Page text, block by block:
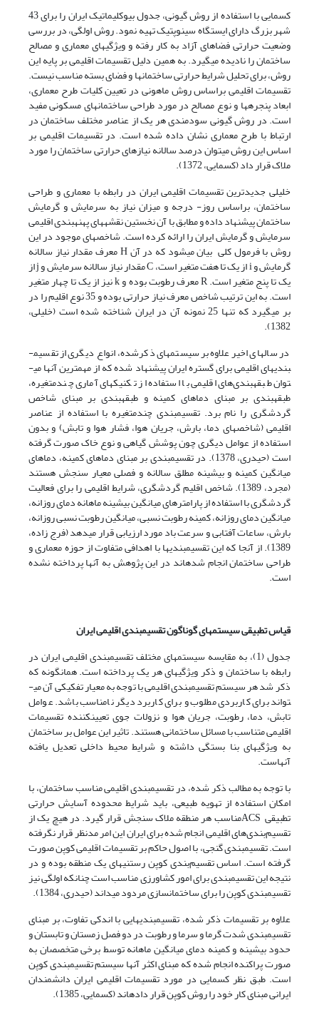
کسمایی با استفاده از روش گیونی، جدول بیوکلیماتیک ایران را برای 43
شهر بزرگ دارای ایستگاه سینوپتیک تهیه نمود. روش اولگی، در بررسی
وضعیت حرارتی فضاهای آزاد به کار رفته و ویژگی­های معماری و مصالح
ساختمان را نادیده می­گیرد. به همین دلیل تقسیمات اقلیمی بر پایه این
روش، برای تحلیل شرایط حرارتی ساختمان­ها و فضای بسته مناسب نیست.
تقسیمات اقلیمی براساس روش ماهونی در تعیین کلیات طرح معماری،
ابعاد پنجره­ها و نوع مصالح در مورد طراحی ساختمان­های مسکونی مفید
است. در روش گیونی سودمندی هر یک از عناصر مختلف ساختمان در
ارتباط با طرح معماری نشان داده شده است. در تقسیمات اقلیمی بر
اساس این روش می­توان درصد سالانه نیازهای حرارتی ساختمان را مورد
ملاک قرار داد (کسمایی، 1372).
خلیلی جدیدترین تقسیمات اقلیمی ایران در رابطه با معماری و طراحی
ساختمان، براساس روز- درجه و میزان نیاز به سرمایش و گرمایش
ساختمان پیشنهاد داده و مطابق با آن نخستین نقشه­های پهنه­بندی اقلیمی
سرمایش و گرمایش ایران را ارائه کرده است. شاخص­های موجود در این
روش با فرمول کلی بیان می­شود که در آن H معرف مقدار نیاز سالانه
گرمایش و i از یک تا هفت متغیر است، C مقدار نیاز سالانه سرمایش و j از
یک تا پنج متغیر است. R معرف رطوبت بوده و k نیز از یک تا چهار متغیر
است. به این ترتیب شاخص معرف نیاز حرارتی بوده و 35 نوع اقلیم را در
بر می­گیرد که تنها 25 نمونه آن در ایران شناخته شده است (خلیلی،
1382).
در سال­های اخیر علاوه بر سیستم­های ذکرشده، انواع دیگری از تقسیم­
بندی­های اقلیمی برای گستره ایران پیشنهاد شده که از مهمترین آنها می­
توان طبقه­بندی‌های اقلیمی با استفاده از تکنیک­های آماری چندمتغیره،
طبقه­بندی بر مبنای دماهای کمینه و طبقه­بندی بر مبنای شاخص
گردشگری را نام برد. تقسیم­بندی چندمتغیره با استفاده از عناصر
اقلیمی (شاخص­های دما، بارش، جریان هوا، فشار هوا و تابش) و بدون
استفاده از عوامل دیگری چون پوشش گیاهی و نوع خاک صورت گرفته
است (حیدری، 1378). در تقسیم­بندی بر مبنای دماهای کمینه، دماهای
میانگین کمینه و بیشینه مطلق سالانه و فصلی معیار سنجش هستند
(مجرد، 1389). شاخص اقلیم گردشگری، شرایط اقلیمی را برای فعالیت
گردشگری با استفاده از پارامترهای میانگین بیشینه ماهانه دمای روزانه،
میانگین دمای روزانه، کمینه رطوبت نسبی، میانگین رطوبت نسبی روزانه،
بارش، ساعات آفتابی و سرعت باد مورد ارزیابی قرار می­دهد (فرج زاده،
1389). از آنجا که این تقسیم­بندی­ها با اهدافی متفاوت از حوزه معماری و
طراحی ساختمان انجام شده­اند در این پژوهش به آنها پرداخته نشده
است.
قیاس تطبیقی سیستم­های گوناگون تقسیم­بندی اقلیمی ایران
جدول (1)، به مقایسه سیستم­های مختلف تقسیم­بندی اقلیمی ایران در
رابطه با ساختمان و ذکر ویژگی­های هر یک پرداخته است. همانگونه که
ذکر شد هر سیستم تقسیم­بندی اقلیمی با توجه به معیار تفکیکی آن می­
تواند برای کاربردی مطلوب و برای کاربرد دیگر نامناسب باشد. عوامل
تابش، دما، رطوبت، جریان هوا و نزولات جوی تعیین­کننده تقسیمات
اقلیمی متناسب با مسائل ساختمانی هستند. تاثیر این عوامل بر ساختمان
به ویژگی­های بنا بستگی داشته و شرایط محیط داخلی تعدیل یافته
آنهاست.
با توجه به مطالب ذکر شده، در تقسیم­بندی اقلیمی مناسب ساختمان، با
امکان استفاده از تهویه طبیعی، باید شرایط محدوده آسایش حرارتی
تطبیقی ACSمناسب هر منطقه ملاک سنجش قرار گیرد. در هیچ یک از
تقسیم‌بندی‌های اقلیمی انجام شده برای ایران این امر مدنظر قرار نگرفته
است. تقسیم­بندی گنجی، با اصول حاکم بر تقسیمات اقلیمی کوپن صورت
گرفته است. اساس تقسیم‌بندی کوپن رستنی­های یک منطقه بوده و در
نتیجه این تقسیم­بندی برای امور کشاورزی مناسب است چنانکه اولگی نیز
تقسیم­بندی کوپن را برای ساختمان­سازی مردود می­داند (حیدری، 1384).
علاوه بر تقسیمات ذکر شده، تقسیم­بندی­هایی با اندکی تفاوت، بر مبنای
تقسیم­بندی شدت گرما و سرما و رطوبت در دو فصل زمستان و تابستان و
حدود بیشینه و کمینه دمای میانگین ماهانه توسط برخی متخصصان به
صورت پراکنده انجام شده که مبنای اکثر آنها سیستم تقسیم­بندی کوپن
است. طبق نظر کسمایی در مورد تقسیمات اقلیمی ایران دانشمندان
ایرانی مبنای کار خود را روش کوپن قرار داده­اند (کسمایی، 1385).